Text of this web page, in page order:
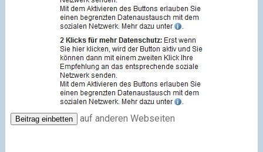
Beitrag einbetten auf anderen Webseiten